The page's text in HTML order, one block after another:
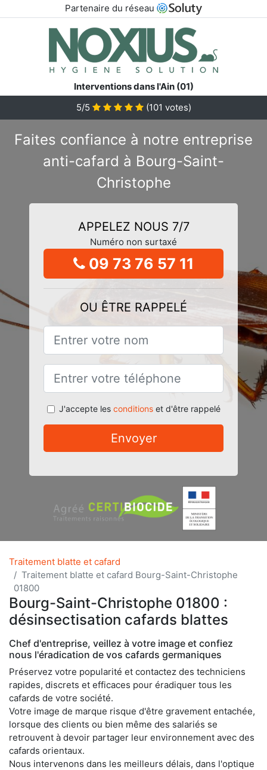
Partenaire du réseau
Interventions dans l'Ain (01)
5/5
(101 votes)
Faites confiance à notre entreprise
anti-cafard à Bourg-Saint-
Christophe
APPELEZ NOUS 7/7
Numéro non surtaxé
09 73 76 57 11
OU ÊTRE RAPPELÉ
J'accepte les conditionset d'être rappelé
Envoyer
Traitement blatte et cafard
Traitement blatte et cafard Bourg-Saint-Christophe
01800
Bourg-Saint-Christophe 01800 :
désinsectisation cafards blattes
Chef d'entreprise, veillez à votre image et confiez
nous l'éradication de vos cafards germaniques
Préservez votre popularité et contactez des techniciens
rapides, discrets et efficaces pour éradiquer tous les
cafards de votre société.
Votre image de marque risque d'être gravement entachée,
lorsque des clients ou bien même des salariés se
retrouvent à devoir partager leur environnement avec des
cafards orientaux.
Nous intervenons dans les meilleurs délais, dans l'optique